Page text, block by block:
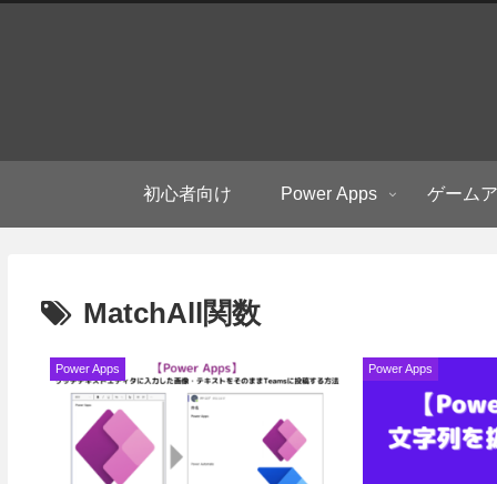
初心者向け Power Apps ゲーム
MatchAll関数
Power Apps Power Apps